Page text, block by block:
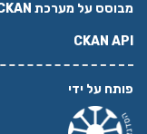
מבוסס על מערכת
CKAN API
פותח על ידי